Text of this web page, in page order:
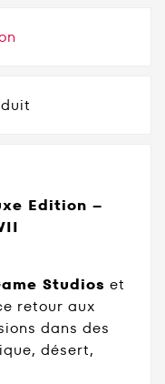
Edition –
Studios et
retour aux
dans des
désert,